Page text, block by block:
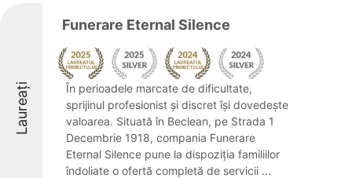
Laureați
Funerare Eternal Silence
În perioadele marcate de dificultate,
sprijinul profesionist și discret își dovedește
valoarea. Situată în Beclean, pe Strada 1
Decembrie 1918, compania Funerare
Eternal Silence pune la dispoziția familiilor
îndoliate o ofertă completă de servicii ...